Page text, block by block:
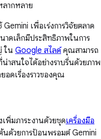
ากหลาย
Gemini เพื่อเร่งการวิจัยตลาด
าดเล็กมีประสิทธิภาพในการ
ใน Google สไลด์คุณสามารถ
าสนใจได้อย่างราบรื่นด้วยภาพ
ดเรื่องราวของคุณ
พิ่มภาระงานด้วยชุดเครื่องมือ
นด้วยการป้อนพรอมต์ Gemini